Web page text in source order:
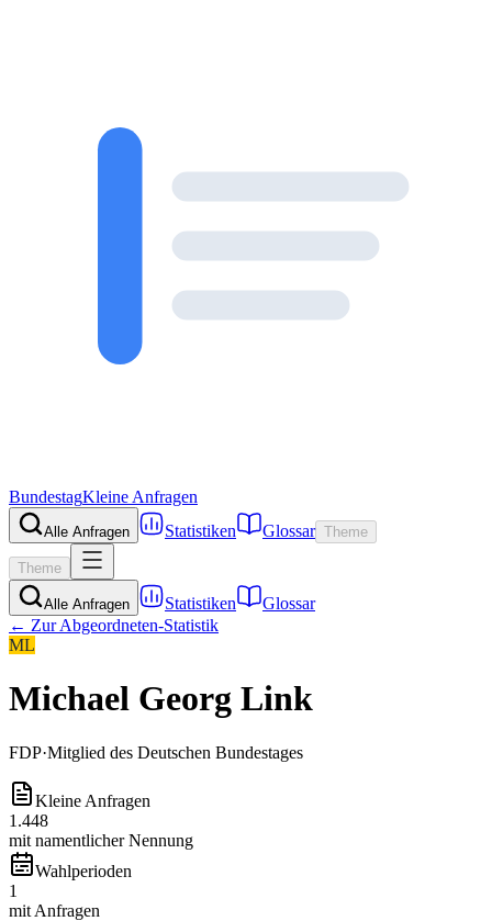
BundestagKleine Anfragen
Alle Anfragen Statistiken Glossar Theme
Theme
Alle Anfragen Statistiken
Glossar
← Zur Abgeordneten-Statistik
ML
Michael Georg Link
FDP·Mitglied des Deutschen Bundestages
Kleine Anfragen
1.448
mit namentlicher Nennung
Wahlperioden
1
mit Anfragen